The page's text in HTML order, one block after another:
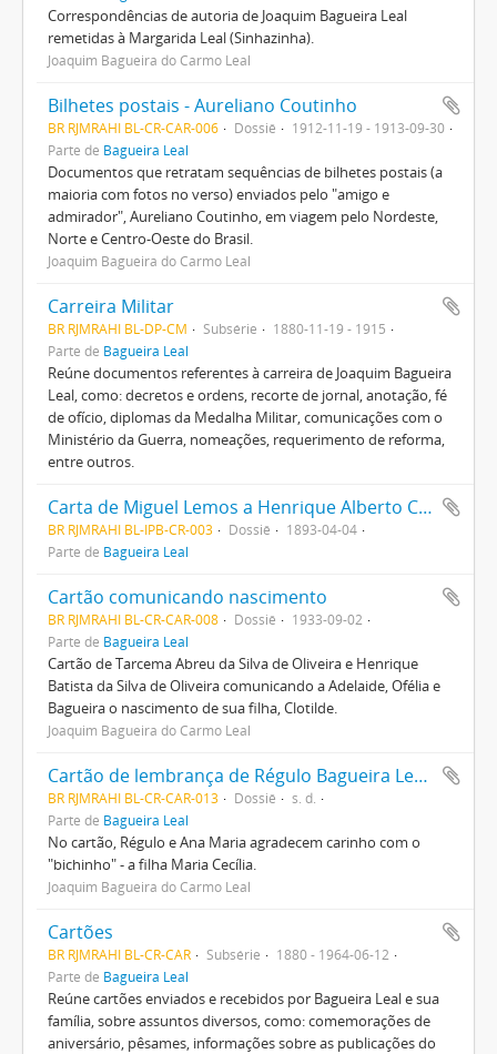
Correspondências de autoria de Joaquim Bagueira Leal
remetidas à Margarida Leal (Sinhazinha).
Joaquim Bagueira do Carmo Leal
Bilhetes postais - Aureliano Coutinho
BR RJMRAHI BL-CR-CAR-006 Dossiê
1912-11-19 - 1913-09-30
Parte de Bagueira Leal
Documentos que retratam sequências de bilhetes postais (a
maioria com fotos no verso) enviados pelo "amigo e
admirador", Aureliano Coutinho, em viagem pelo Nordeste,
Norte e Centro-Oeste do Brasil.
Joaquim Bagueira do Carmo Leal
Carreira Militar
BR RJMRAHI BL-DP-CM Subsérie
1880-11-19 - 1915
Parte de Bagueira Leal
Reúne documentos referentes à carreira de Joaquim Bagueira
Leal, como: decretos e ordens, recorte de jornal, anotação, fé
de ofício, diplomas da Medalha Militar, comunicações com o
Ministério da Guerra, nomeações, requerimento de reforma,
entre outros.
Carta de Miguel Lemos a Henrique Alberto Carlos sobre a Revolução Federalista
BR RJMRAHI BL-IPB-CR-003 Dossiê
1893-04-04
Parte de Bagueira Leal
Cartão comunicando nascimento
BR RJMRAHI BL-CR-CAR-008 Dossiê
1933-09-02
Parte de Bagueira Leal
Cartão de Tarcema Abreu da Silva de Oliveira e Henrique
Batista da Silva de Oliveira comunicando a Adelaide, Ofélia e
Bagueira o nascimento de sua filha, Clotilde.
Joaquim Bagueira do Carmo Leal
Cartão de lembrança de Régulo Bagueira Leal para diversos
BR RJMRAHI BL-CR-CAR-013 Dossiê
s. d.
Parte de Bagueira Leal
No cartão, Régulo e Ana Maria agradecem carinho com o
"bichinho" - a filha Maria Cecília.
Joaquim Bagueira do Carmo Leal
Cartões
BR RJMRAHI BL-CR-CAR Subsérie
1880 - 1964-06-12
Parte de Bagueira Leal
Reúne cartões enviados e recebidos por Bagueira Leal e sua
família, sobre assuntos diversos, como: comemorações de
aniversário, pêsames, informações sobre as publicações do